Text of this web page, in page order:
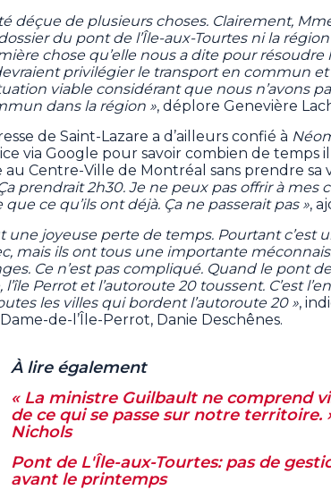
déçue de plusieurs choses. Clairement,
du pont de l’Île-aux-Tourtes ni la
chose qu’elle nous a dite pour résoudre
privilégier le transport en commun et
viable considérant que nous n’avons
dans la région », déplore Genevière
de Saint-Lazare a d’ailleurs confié à
via Google pour savoir combien de temps
au Centre-Ville de Montréal sans prendre sa
prendrait 2h30. Je ne peux pas offrir à
que ce qu’ils ont déjà. Ça ne passerait pas »,
une joyeuse perte de temps. Pourtant c’est
mais ils ont tous une importante
Ce n’est pas compliqué. Quand le pont
Perrot et l’autoroute 20 toussent. C’est
les villes qui bordent l’autoroute 20 »,
de-l’Île-Perrot, Danie Deschênes.
À lire également
« La ministre Guilbault ne comprend
de ce qui se passe sur notre territoire.
Nichols
Pont de L'Île-aux-Tourtes: pas de
avant le printemps